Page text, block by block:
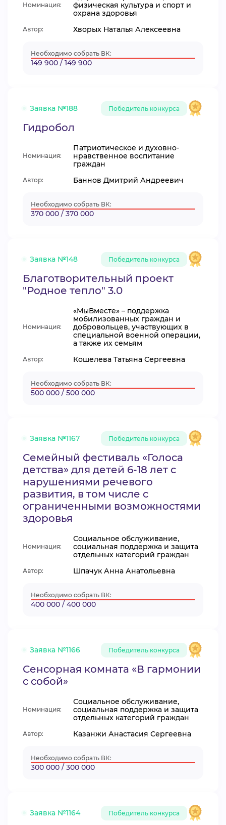
Номинация:
физическая культура и спорт и
охрана здоровья
Автор: Хворых Наталья Алексеевна
Необходимо собрать ВК:
149 900 / 149 900
Заявка №188 Победитель конкурса
Гидробол
Номинация:
Патриотическое и духовно-
нравственное воспитание
граждан
Автор: Баннов Дмитрий Андреевич
Необходимо собрать ВК:
370 000 / 370 000
Заявка №148 Победитель конкурса
Благотворительный проект
"Родное тепло" 3.0
Номинация:
«МыВместе» – поддержка
мобилизованных граждан и
добровольцев, участвующих в
специальной военной операции,
а также их семьям
Автор: Кошелева Татьяна Сергеевна
Необходимо собрать ВК:
500 000 / 500 000
Заявка №1167 Победитель конкурса
Семейный фестиваль «Голоса
детства» для детей 6-18 лет с
нарушениями речевого
развития, в том числе с
ограниченными возможностями
здоровья
Номинация:
Социальное обслуживание,
социальная поддержка и защита
отдельных категорий граждан
Автор: Шпачук Анна Анатольевна
Необходимо собрать ВК:
400 000 / 400 000
Заявка №1166 Победитель конкурса
Сенсорная комната «В гармонии
с собой»
Номинация:
Социальное обслуживание,
социальная поддержка и защита
отдельных категорий граждан
Автор: Казанжи Анастасия Сергеевна
Необходимо собрать ВК:
300 000 / 300 000
Заявка №1164 Победитель конкурса